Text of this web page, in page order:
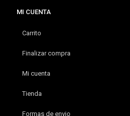
MI CUENTA
Carrito
Finalizar compra
Mi cuenta
Tienda
Formas de envio